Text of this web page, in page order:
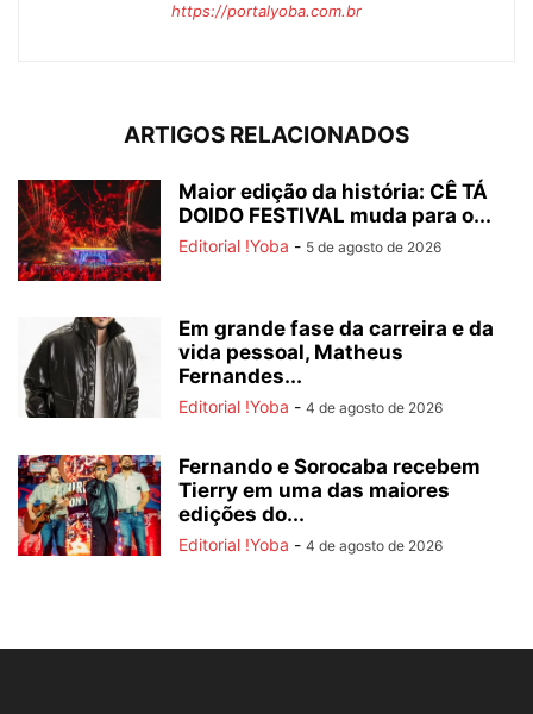
https://portalyoba.com.br
ARTIGOS RELACIONADOS
Maior edição da história: CÊ TÁ
DOIDO FESTIVAL muda para o...
Editorial !Yoba - 5 de agosto de 2026
Em grande fase da carreira e da
vida pessoal, Matheus
Fernandes...
Editorial !Yoba - 4 de agosto de 2026
Fernando e Sorocaba recebem
Tierry em uma das maiores
edições do...
Editorial !Yoba - 4 de agosto de 2026